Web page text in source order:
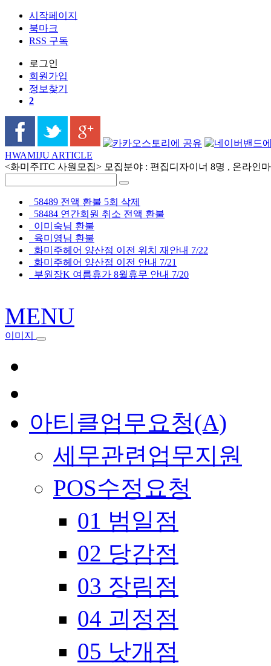
시작페이지
북마크
RSS 구독
로그인
회원 가입
정보찾기
2
HWAMIJU ARTICLE
<화미주ITC 사원모집> 모집분야 : 편집디자이너 8명 , 온라인
58489 전액 환불 5회 삭제
58484 연간회원 취소 전액 환불
이미숙님 환불
육미영님 환불
화미주헤어 양산점 이전 위치 재안내 7/22
화미주헤어 양산점 이전 안내 7/21
부원장K 여름휴가 8월휴무 안내 7/20
MENU
이미지
아티클업무요청(A)
세무관련업무지원
POS수정요청
01 범일점
02 당감점
03 장림점
04 괴정점
05 낫개점